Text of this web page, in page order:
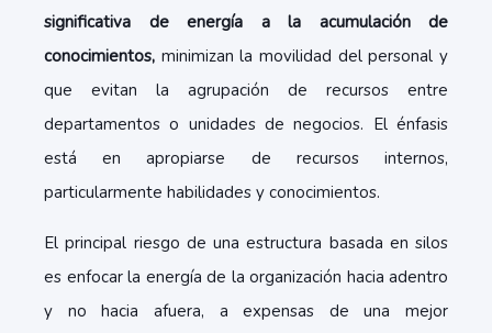
significativa de energía a la acumulación de
conocimientos, minimizan la movilidad del personal y
que evitan la agrupación de recursos entre
departamentos o unidades de negocios. El énfasis
está en apropiarse de recursos internos,
particularmente habilidades y conocimientos.
El principal riesgo de una estructura basada en silos
es enfocar la energía de la organización hacia adentro
y no hacia afuera, a expensas de una mejor